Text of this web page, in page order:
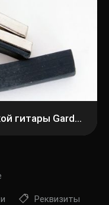
Каподастр для акустической гитары Gardenia GP005
Реквизиты